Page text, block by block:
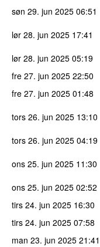
søn 29. jun 2025 06:51
lør 28. jun 2025 17:41
lør 28. jun 2025 05:19
fre 27. jun 2025 22:50
fre 27. jun 2025 01:48
tors 26. jun 2025 13:10
tors 26. jun 2025 04:19
ons 25. jun 2025 11:30
ons 25. jun 2025 02:52
tirs 24. jun 2025 16:30
tirs 24. jun 2025 07:58
man 23. jun 2025 21:41